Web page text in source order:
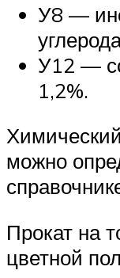
У8 —
У12 —
1,2%.
можно
Прокат на
цветной